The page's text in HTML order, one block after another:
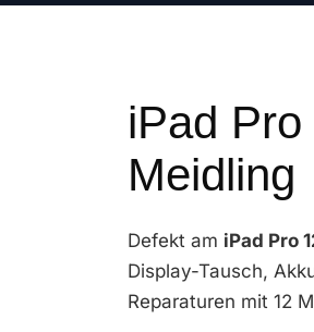
iPad
Meidling
Defekt am iPad Pro
Display-Tausch,
Reparaturen mit 12